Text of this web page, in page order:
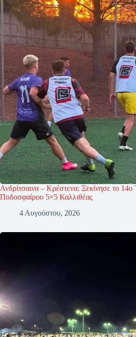
Ανδρίτσαινα – Κρέστενα: Ξεκίνησε το 14ο
Ποδοσφαίρου 5×5 Καλλιθέας
4 Αυγούστου, 2026